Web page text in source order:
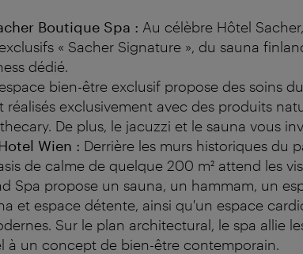
Boutique Spa : Au célèbre Hôtel
« Sacher Signature », du sauna
dédié.
bien-être exclusif propose des soins
réalisés exclusivement avec des produits
De plus, le jacuzzi et le sauna vous
Wien : Derrière les murs historiques du
de calme de quelque 200 m² attend les
Spa propose un sauna, un hammam, un
et espace détente, ainsi qu'un espace
Sur le plan architectural, le spa allie
à un concept de bien-être contemporain.